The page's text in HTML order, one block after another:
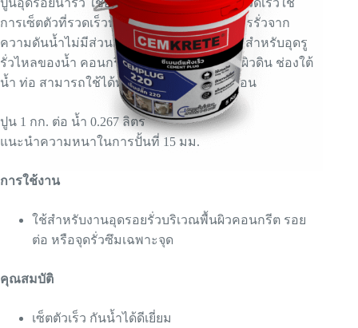
การเซ็ตตัวที่รวดเร็วทันทีเมื่อปั้นมือ ช่วยลดการรั่วจาก
ความดันน้ำไม่มีส่วนผสมของคลอไรด์ เหมาะสำหรับอุดรู
รั่วไหลของน้ำ คอนกรีตและอิฐระบบน้ำพุ น้ำผิวดิน ช่องใต้
น้ำ ท่อ สามารถใช้ได้ทั้งในแนวตั้งและแนวนอน
ปูน 1 กก. ต่อ น้ำ 0.267 ลิตร
แนะนำความหนาในการปั้นที่ 15 มม.
การใช้งาน
ใช้สำหรับงานอุดรอยรั่วบริเวณพื้นผิวคอนกรีต รอย
ต่อ หรือจุดรั่วซึมเฉพาะจุด
คุณสมบัติ
เซ็ตตัวเร็ว กันน้ำได้ดีเยี่ยม